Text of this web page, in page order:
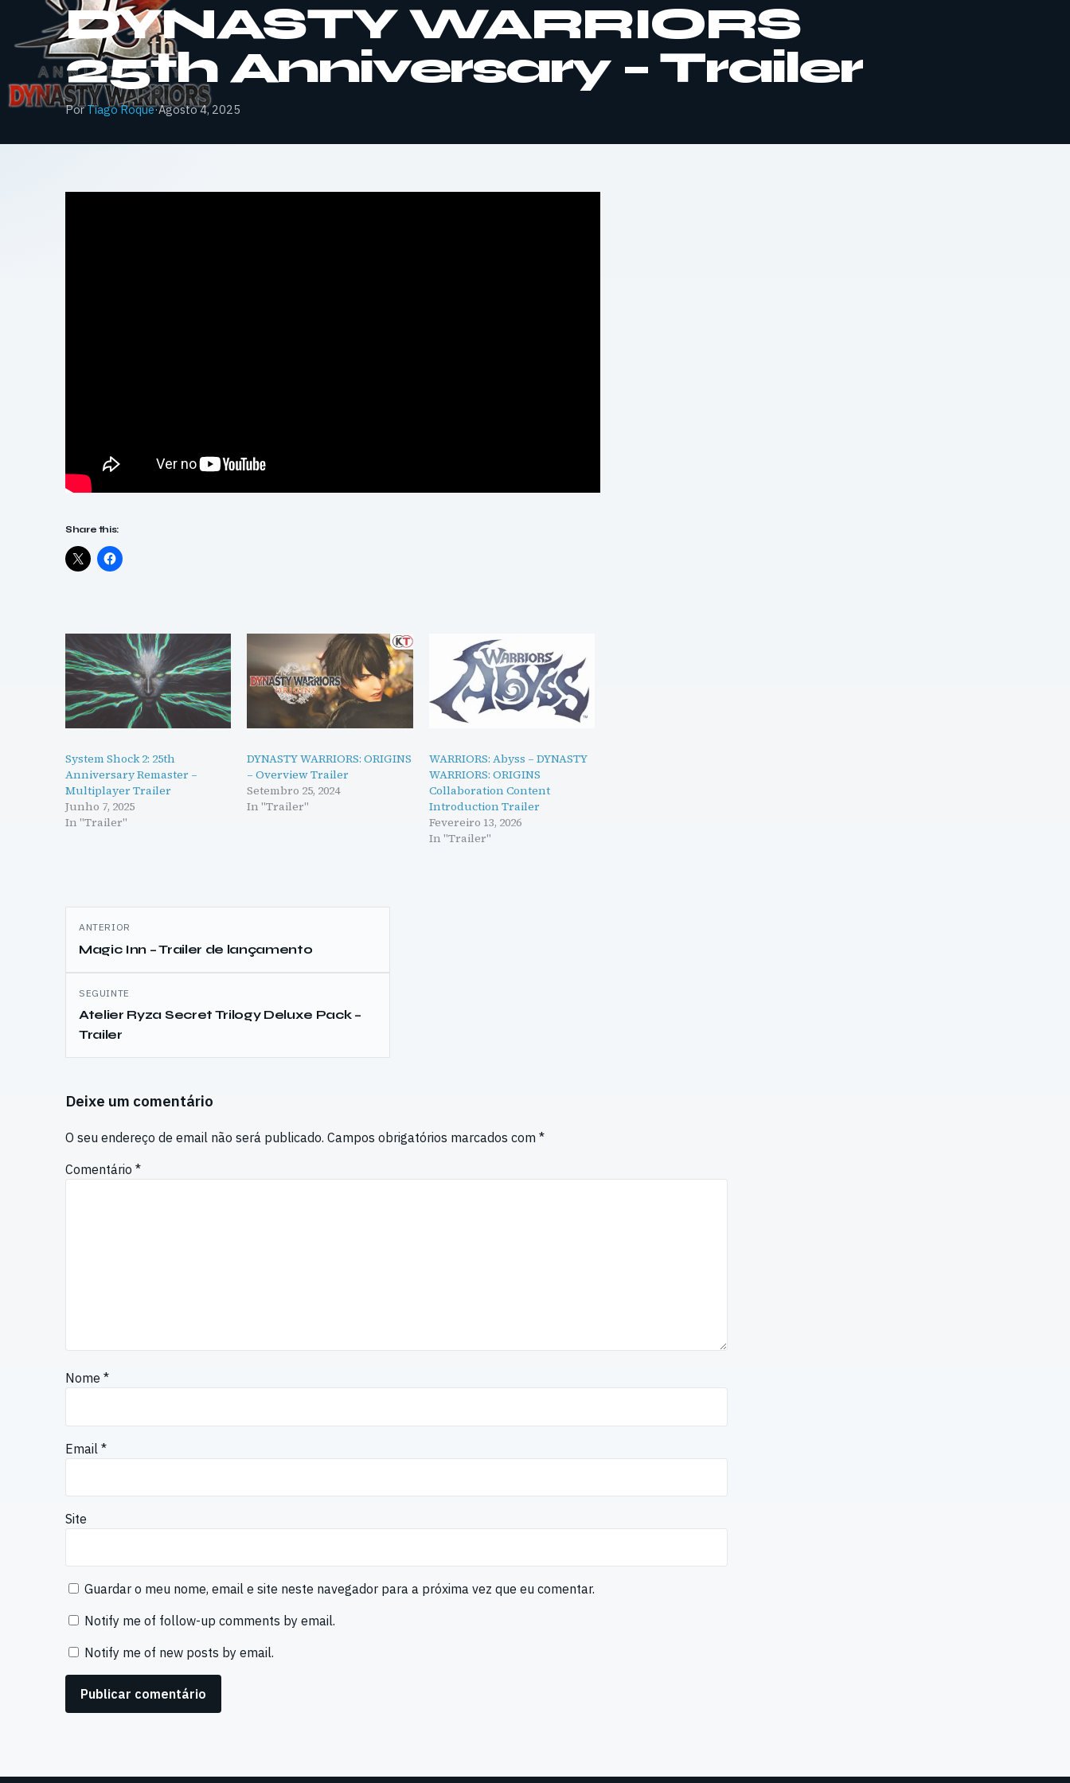
DYNASTY WARRIORS
25th Anniversary – Trailer
PorTiago Roque·Agosto 4, 2025
Share this:
System Shock 2: 25th
Anniversary Remaster –
Multiplayer Trailer
Junho 7, 2025
In "Trailer"
DYNASTY WARRIORS: ORIGINS
– Overview Trailer
Setembro 25, 2024
In "Trailer"
WARRIORS: Abyss – DYNASTY
WARRIORS: ORIGINS
Collaboration Content
Introduction Trailer
Fevereiro 13, 2026
In "Trailer"
Navegação
de
artigos
ANTERIOR
Magic Inn – Trailer de lançamento
SEGUINTE
Atelier Ryza Secret Trilogy Deluxe Pack –
Trailer
Deixe um comentário
O seu endereço de email não será publicado. Campos obrigatórios marcados com *
Comentário *
Nome *
Email *
Site
Guardar o meu nome, email e site neste navegador para a próxima vez que eu comentar.
Notify me of follow-up comments by email.
Notify me of new posts by email.